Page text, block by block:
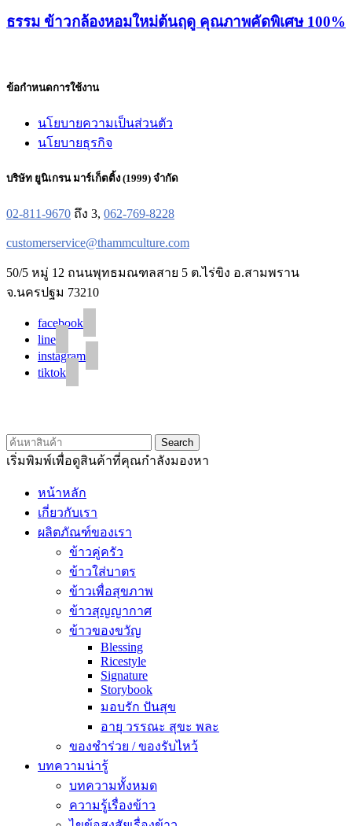
ธรรม ข้าวกล้องหอมใหม่ต้นฤดู คุณภาพคัดพิเศษ 100%
ข้อกำหนดการใช้งาน
นโยบายความเป็นส่วนตัว
นโยบายธุรกิจ
บริษัท ยูนิเกรน มาร์เก็ตติ้ง (1999) จำกัด
02-811-9670 ถึง 3, 062-769-8228
customerservice@thammculture.com
50/5 หมู่ 12 ถนนพุทธมณฑลสาย 5 ต.ไร่ขิง อ.สามพราน
จ.นครปฐม 73210
facebook
line
instagram
tiktok
Search
เริ่มพิมพ์เพื่อดูสินค้าที่คุณกำลังมองหา
หน้าหลัก
เกี่ยวกับเรา
ผลิตภัณฑ์ของเรา
ข้าวคู่ครัว
ข้าวใส่บาตร
ข้าวเพื่อสุขภาพ
ข้าวสุญญากาศ
ข้าวของขวัญ
Blessing
Ricestyle
Signature
Storybook
มอบรัก ปันสุข
อายุ วรรณะ สุขะ พละ
ของชำร่วย / ของรับไหว้
บทความน่ารู้
บทความทั้งหมด
ความรู้เรื่องข้าว